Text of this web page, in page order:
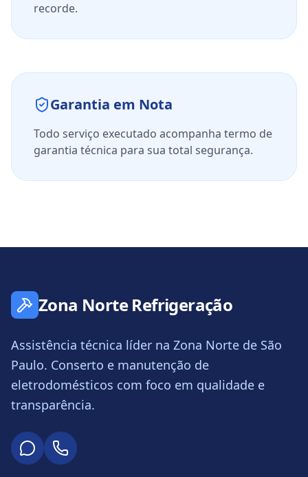
recorde.
Garantia em Nota
Todo serviço executado acompanha termo de
garantia técnica para sua total segurança.
Zona Norte Refrigeração
Assistência técnica líder na Zona Norte de São
Paulo. Conserto e manutenção de
eletrodomésticos com foco em qualidade e
transparência.